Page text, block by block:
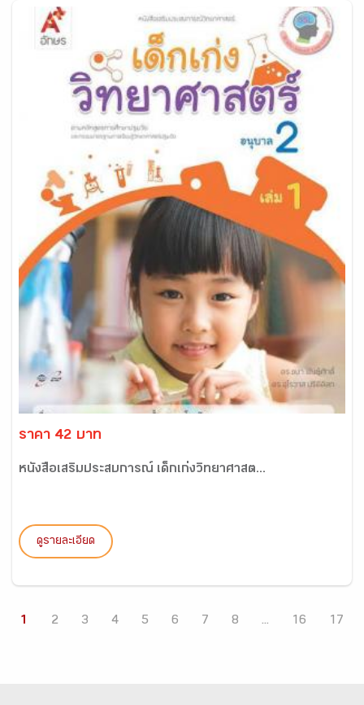
ราคา 42 บาท
หนังสือเสริมประสบการณ์ เด็กเก่งวิทยาศาสต...
ดูรายละเอียด
1 2 3 4 5 6 7 8 ... 16 17